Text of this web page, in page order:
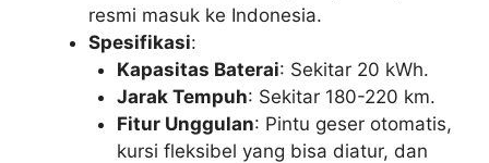
resmi masuk ke Indonesia.
Spesifikasi:
Kapasitas Baterai: Sekitar 20 kWh.
Jarak Tempuh: Sekitar 180-220 km.
Fitur Unggulan: Pintu geser otomatis,
kursi fleksibel yang bisa diatur, dan